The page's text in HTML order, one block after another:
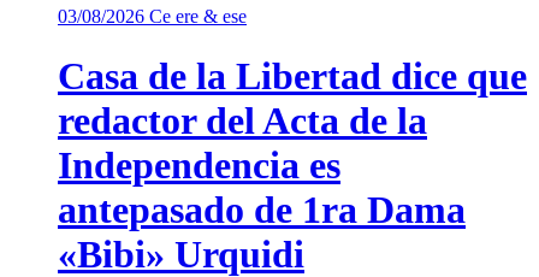
03/08/2026 Ce ere & ese
Casa de la Libertad dice que
redactor del Acta de la
Independencia es
antepasado de 1ra Dama
«Bibi» Urquidi